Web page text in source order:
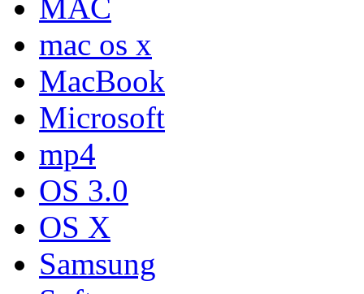
MAC
mac os x
MacBook
Microsoft
mp4
OS 3.0
OS X
Samsung